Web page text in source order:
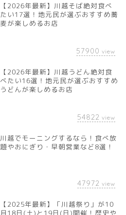
【2026年最新】川越そば絶対食べ
たい17選！地元民が選ぶおすすめ蕎
麦が楽しめるお店
57900 view
【2026年最新】川越うどん絶対食
べたい16選！地元民が選ぶおすすめ
うどんが楽しめるお店
54822 view
川越でモーニングするなら！食べ放
題やおにぎり・早朝営業など8選！
47972 view
【2025年最新】「川越祭り」が10
月18日(土)と19日(日)開催！歴史や